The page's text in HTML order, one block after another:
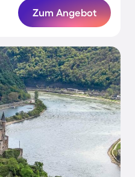
Zum Angebot